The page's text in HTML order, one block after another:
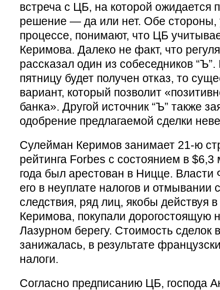
встреча с ЦБ, на которой ожидается
решение — да или нет. Обе стороны,
процессе, понимают, что ЦБ
Керимова. Далеко не факт, что
рассказал один из собеседников
пятницу будет получен отказ, то
вариант, который позволит
банка». Другой источник “Ъ” также
одобрение предлагаемой сделки
Сулейман Керимов занимает 21-ю
рейтинга Forbes с состоянием в
года был арестован в Ницце.
его в неуплате налогов и
следствия, ряд лиц, якобы действуя
Керимова, покупали дорогостоящую
Лазурном берегу. Стоимость сделок
занижалась, в результате
налоги.
Согласно предписанию ЦБ, господа